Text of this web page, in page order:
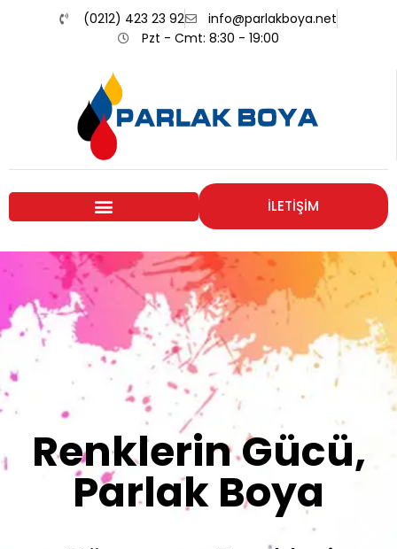
(0212) 423 23 92
info@parlakboya.net
Pzt - Cmt: 8:30 - 19:00
İLETİŞİM
Renklerimiz
Sizin İmzanız
Olsun